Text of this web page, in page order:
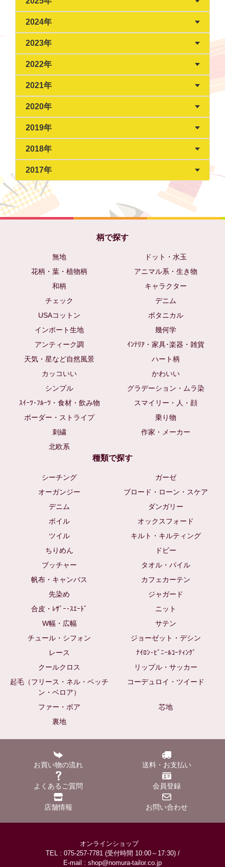
2024年
2023年
2022年
2021年
2020年
2019年
2018年
2017年
柄で探す
無地
ドット・水玉
花柄・葉・植物柄
アニマル系・生き物
和柄
キャラクター
チェック
デニム
USAコットン
ボタニカル
インポート生地
幾何学
アンティーク調
ｲﾝﾃﾘｱ・家具･楽器・雑貨
天気・星など自然風景
ハート柄
カッコいい
かわいい
シンプル
グラデーション・ムラ染
ｽｲｰﾂ･ﾌﾙｰﾂ・食材・飲み物
スマイリー・人・顔
ボーダー・ストライプ
乗り物
刺繍
作家・メーカー
北欧系
種類で探す
シーチング
ガーゼ
オーガンジー
ブロード・ローン・スケア
デニム
ダンガリー
ボイル
オックスフォード
ツイル
キルト・キルティング
ちりめん
ドビー
ブッチャー
タオル・パイル
帆布・キャンバス
カフェカーテン
先染め
ジャガード
合皮・ﾚｻﾞｰ･ｽｴｰﾄﾞ
ニット
W幅・広幅
サテン
チュール・シフォン
ジョーゼット・デシン
レース
ﾅｲﾛﾝ･ﾋﾞﾆｰﾙｺｰﾃｨﾝｸﾞ
クールクロス
リップル・サッカー
起毛（フリース・ネル・ベッチ
ン・ベロア）
コーデュロイ・ツイード
ファー・ボア
芯地
裏地
お買い物の流れ 送料・お支払い
よくあるご質問 会員登録
店舗情報 お問い合わせ
オンラインショップ
TEL : 075-257-7781 (受付時間 10:00～17:30) /
E-mail : shop@nomura-tailor.co.jp